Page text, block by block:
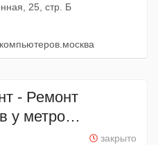
25, стр. Б
- Ремонт
у метро
в СВАО Москвы
закрыто